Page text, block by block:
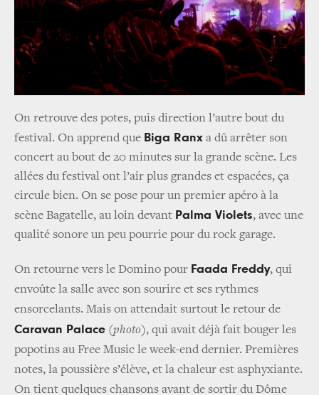
On retrouve des potes, puis direction l’autre bout du
festival. On apprend que Biga Ranx a dû arrêter son
concert au bout de 20 minutes sur la grande scène. Les
allées du festival ont l’air plus grandes et espacées, ça
circule bien. On se pose pour un premier apéro à la
scène Bagatelle, au loin devant Palma Violets, avec une
qualité sonore un peu pourrie pour du rock garage.
On retourne vers le Domino pour Faada Freddy, qui
envoûte la salle avec son sourire et ses rythmes
ensorcelants. Mais on attendait surtout le retour de
Caravan Palace (photo), qui avait déjà fait bouger les
popotins au Free Music le week-end dernier. Premières
notes, la poussière s’élève, et la chaleur est asphyxiante.
On tient quelques chansons avant de sortir du Dôme